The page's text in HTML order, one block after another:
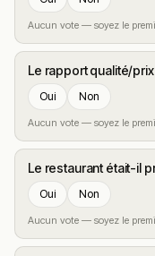
Aucun vote — soyez le
Le rapport qualité/
Oui Non
Aucun vote — soyez le
Le restaurant était-il
Oui Non
Aucun vote — soyez le